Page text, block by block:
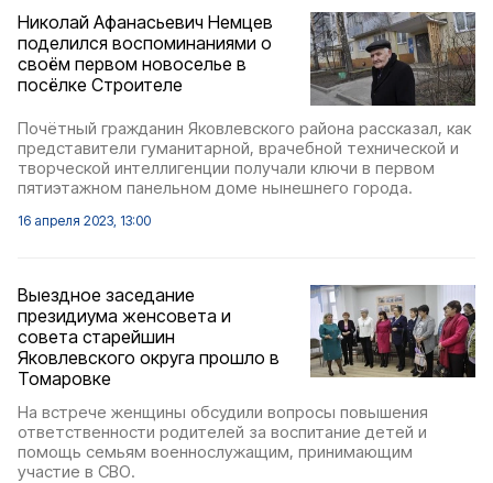
Николай Афанасьевич Немцев
поделился воспоминаниями о
своём первом новоселье в
посёлке Строителе
Почётный гражданин Яковлевского района рассказал, как
представители гуманитарной, врачебной технической и
творческой интеллигенции получали ключи в первом
пятиэтажном панельном доме нынешнего города.
16 апреля 2023, 13:00
Выездное заседание
президиума женсовета и
совета старейшин
Яковлевского округа прошло в
Томаровке
На встрече женщины обсудили вопросы повышения
ответственности родителей за воспитание детей и
помощь семьям военнослужащим, принимающим
участие в СВО.